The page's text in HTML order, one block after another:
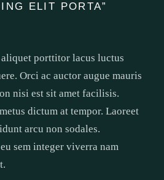
ELIT PORTA”
porttitor lacus luctus
Orci ac auctor augue mauris
nisi est sit amet facilisis.
dictum at tempor. Laoreet
arcu non sodales.
sem integer viverra nam